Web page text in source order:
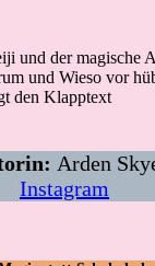
Arden
Instagram